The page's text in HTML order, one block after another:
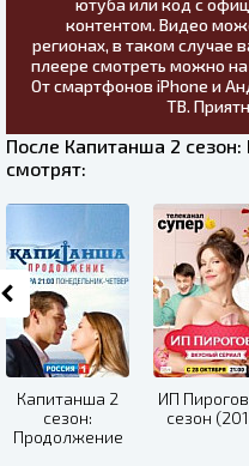
ютуба или код с
контентом. Видео
регионах, в таком случае
плеере смотреть можно
От смартфонов iPhone и
ТВ.
После Капитанша 2
смотрят:
Капитанша 2
сезон:
Продолжение
ИП
сезон